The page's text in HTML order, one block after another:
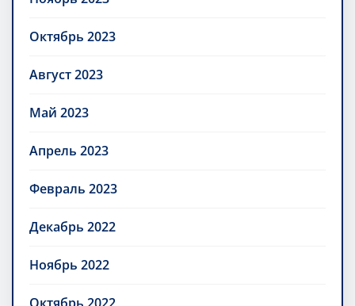
Октябрь 2023
Август 2023
Май 2023
Апрель 2023
Февраль 2023
Декабрь 2022
Ноябрь 2022